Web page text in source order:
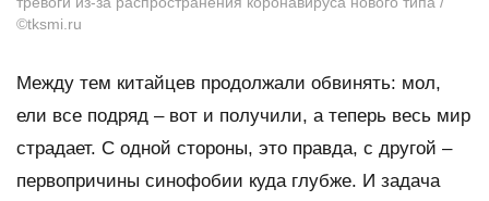
©tksmi.ru
Между тем китайцев продолжали обвинять: мол,
ели все подряд – вот и получили, а теперь весь мир
страдает. С одной стороны, это правда, с другой –
первопричины синофобии куда глубже. И задача